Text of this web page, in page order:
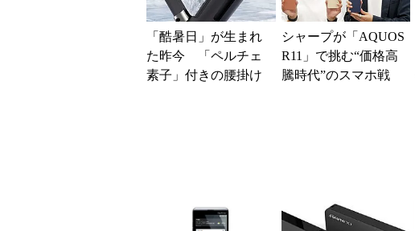
「酷暑日」が生まれ
た昨今 「ペルチェ
素子」付きの腰掛け
シャープが「AQUOS
R11」で挑む“価格高
騰時代”のスマホ戦